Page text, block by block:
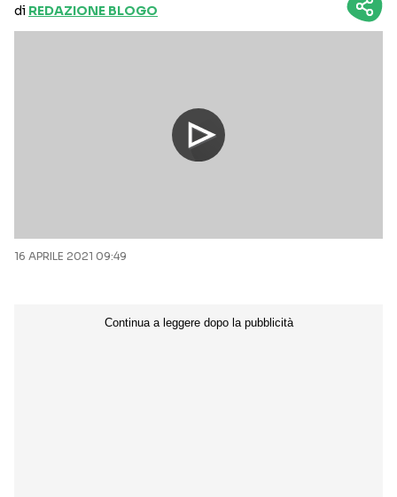
di REDAZIONE BLOGO
16 APRILE 2021 09:49